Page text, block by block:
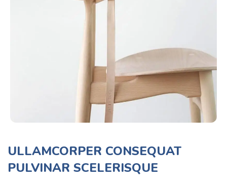
ULLAMCORPER CONSEQUAT
PULVINAR SCELERISQUE